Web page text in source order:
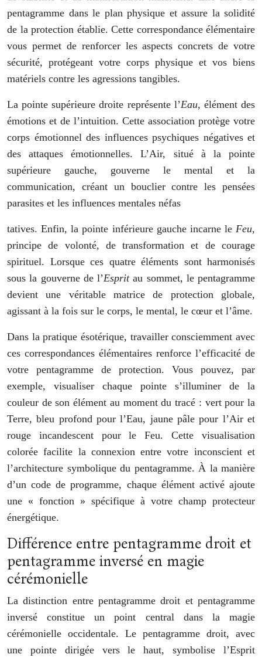
pentagramme dans le plan physique et assure la solidité
de la protection établie. Cette correspondance élémentaire
vous permet de renforcer les aspects concrets de votre
sécurité, protégeant votre corps physique et vos biens
matériels contre les agressions tangibles.
La pointe supérieure droite représente l’Eau, élément des
émotions et de l’intuition. Cette association protège votre
corps émotionnel des influences psychiques négatives et
des attaques émotionnelles. L’Air, situé à la pointe
supérieure gauche, gouverne le mental et la
communication, créant un bouclier contre les pensées
parasites et les influences mentales néfas
tatives. Enfin, la pointe inférieure gauche incarne le Feu,
principe de volonté, de transformation et de courage
spirituel. Lorsque ces quatre éléments sont harmonisés
sous la gouverne de l’Espritau sommet, le pentagramme
devient une véritable matrice de protection globale,
agissant à la fois sur le corps, le mental, le cœur et l’âme.
Dans la pratique ésotérique, travailler consciemment avec
ces correspondances élémentaires renforce l’efficacité de
votre pentagramme de protection. Vous pouvez, par
exemple, visualiser chaque pointe s’illuminer de la
couleur de son élément au moment du tracé : vert pour la
Terre, bleu profond pour l’Eau, jaune pâle pour l’Air et
rouge incandescent pour le Feu. Cette visualisation
colorée facilite la connexion entre votre inconscient et
l’architecture symbolique du pentagramme. À la manière
d’un code de programme, chaque élément activé ajoute
une « fonction » spécifique à votre champ protecteur
énergétique.
Différence entre pentagramme droit et
pentagramme inversé en magie
cérémonielle
La distinction entre pentagramme droit et pentagramme
inversé constitue un point central dans la magie
cérémonielle occidentale. Le pentagramme droit, avec
une pointe dirigée vers le haut, symbolise l’Esprit